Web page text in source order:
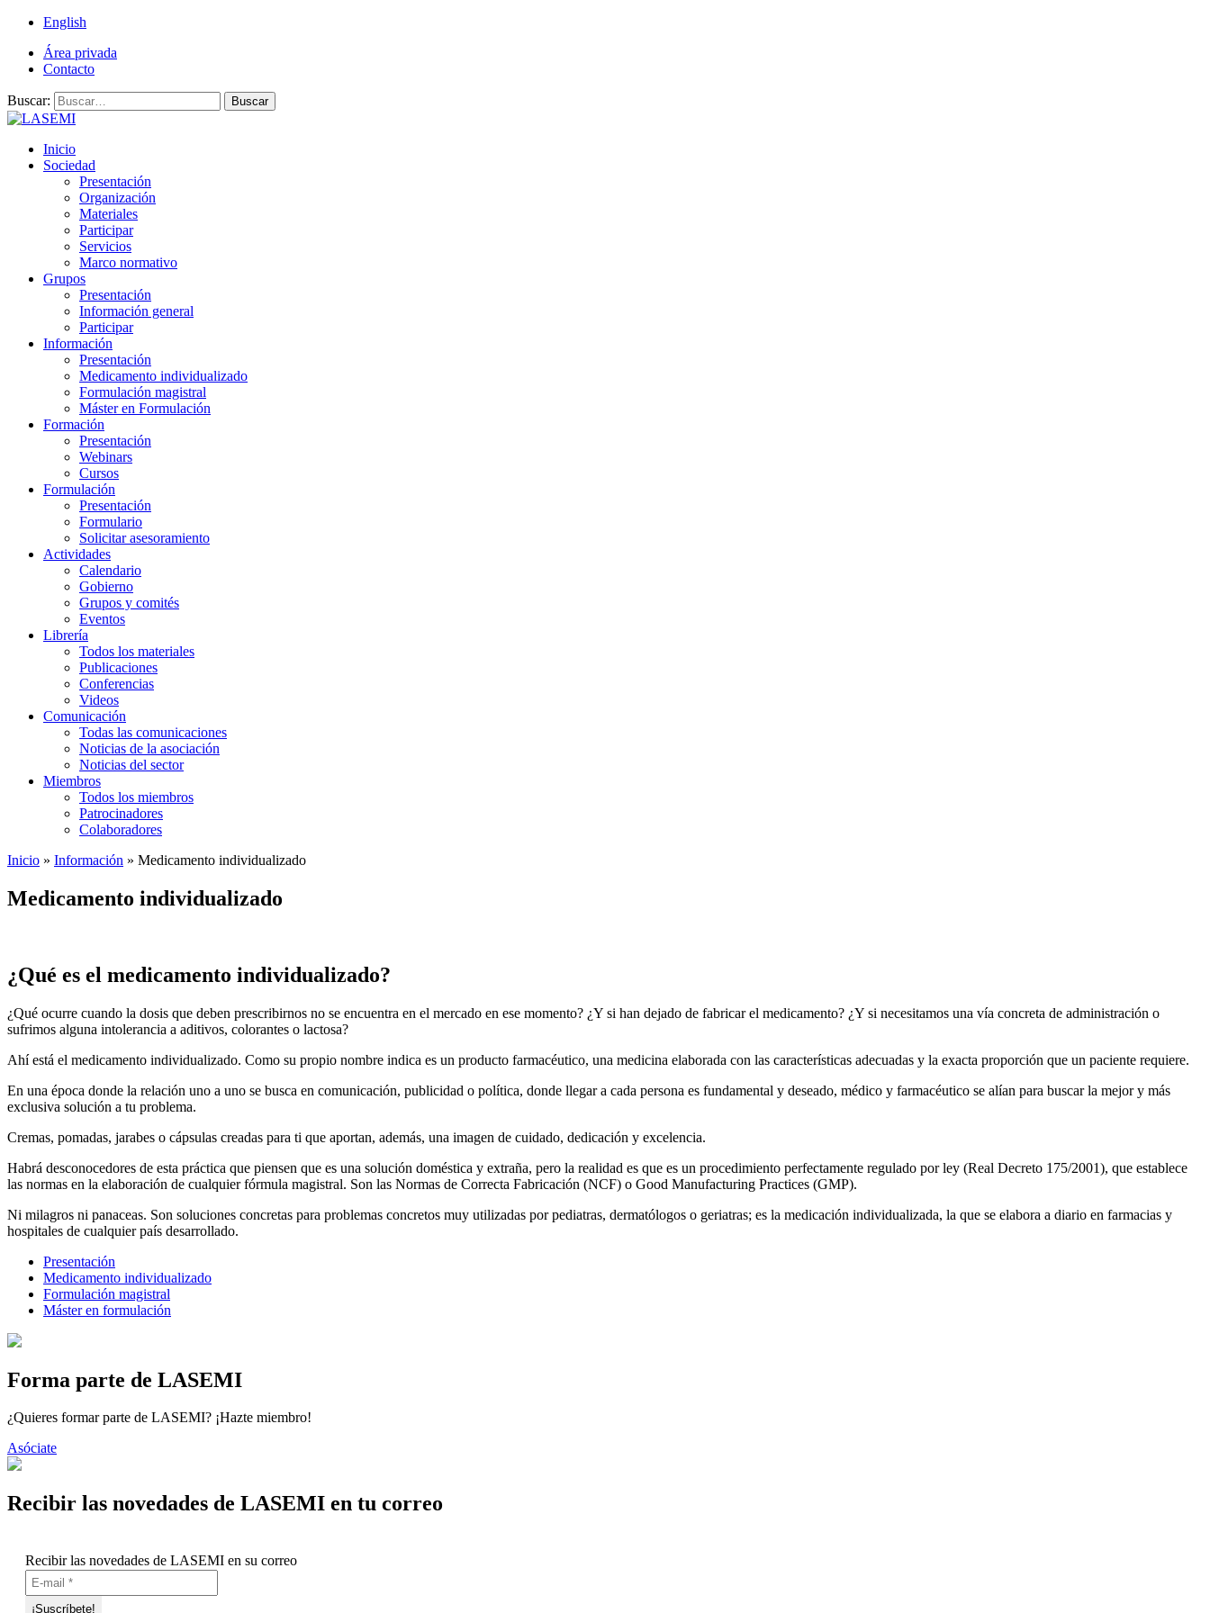
English
Área privada
Contacto
Buscar: Buscar
Inicio
Sociedad
Presentación
Organización
Materiales
Participar
Servicios
Marco normativo
Grupos
Presentación
Información general
Participar
Información
Presentación
Medicamento individualizado
Formulación magistral
Máster en Formulación
Formación
Presentación
Webinars
Cursos
Formulación
Presentación
Formulario
Solicitar asesoramiento
Actividades
Calendario
Gobierno
Grupos y comités
Eventos
Librería
Todos los materiales
Publicaciones
Conferencias
Videos
Comunicación
Todas las comunicaciones
Noticias de la asociación
Noticias del sector
Miembros
Todos los miembros
Patrocinadores
Colaboradores
Inicio » Información » Medicamento individualizado
Medicamento individualizado
¿Qué es el medicamento individualizado?
¿Qué ocurre cuando la dosis que deben prescribirnos no se encuentra en el mercado en ese momento? ¿Y si han dejado de fabricar el medicamento? ¿Y si necesitamos una vía concreta de administración o
sufrimos alguna intolerancia a aditivos, colorantes o lactosa?
Ahí está el medicamento individualizado. Como su propio nombre indica es un producto farmacéutico, una medicina elaborada con las características adecuadas y la exacta proporción que un paciente requiere.
En una época donde la relación uno a uno se busca en comunicación, publicidad o política, donde llegar a cada persona es fundamental y deseado, médico y farmacéutico se alían para buscar la mejor y más
exclusiva solución a tu problema.
Cremas, pomadas, jarabes o cápsulas creadas para ti que aportan, además, una imagen de cuidado, dedicación y excelencia.
Habrá desconocedores de esta práctica que piensen que es una solución doméstica y extraña, pero la realidad es que es un procedimiento perfectamente regulado por ley (Real Decreto 175/2001), que establece
las normas en la elaboración de cualquier fórmula magistral. Son las Normas de Correcta Fabricación (NCF) o Good Manufacturing Practices (GMP).
Ni milagros ni panaceas. Son soluciones concretas para problemas concretos muy utilizadas por pediatras, dermatólogos o geriatras; es la medicación individualizada, la que se elabora a diario en farmacias y
hospitales de cualquier país desarrollado.
Presentación
Medicamento individualizado
Formulación magistral
Máster en formulación
Forma parte de LASEMI
¿Quieres formar parte de LASEMI? ¡Hazte miembro!
Asóciate
Recibir las novedades de LASEMI en tu correo
Recibir las novedades de LASEMI en su correo